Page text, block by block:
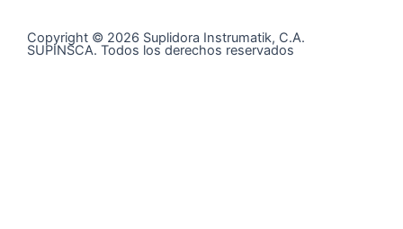
Copyright © 2026 Suplidora Instrumatik, C.A.
SUPINSCA. Todos los derechos reservados